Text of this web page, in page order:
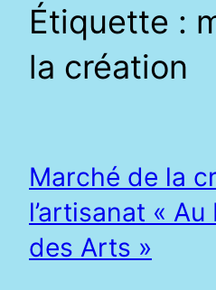
Étiquette :
la création
Marché de la
l’artisanat «
des Arts »